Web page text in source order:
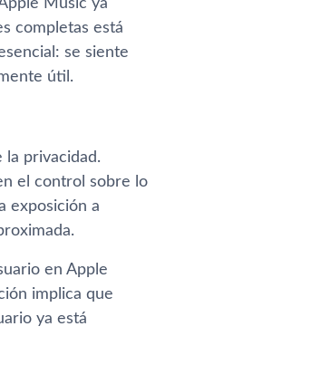
Music ya
completas está
se siente
útil.
la privacidad.
el control sobre lo
exposición a
en Apple
implica que
ya está